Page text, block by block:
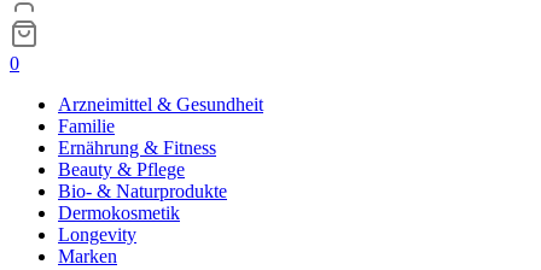
0
Arzneimittel & Gesundheit
Familie
Ernährung & Fitness
Beauty & Pflege
Bio- & Naturprodukte
Dermokosmetik
Longevity
Marken